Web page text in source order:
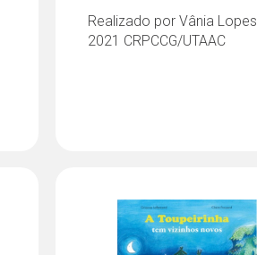
Realizado por Vânia Lopes
2021 CRPCCG/UTAAC